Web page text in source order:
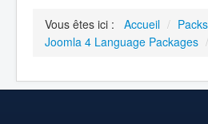
Vous êtes ici : Accueil /
Joomla 4 Language Packages /